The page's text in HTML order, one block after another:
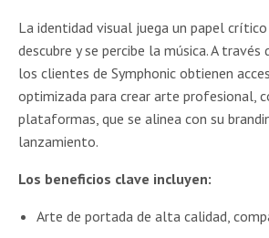
La identidad visual juega un papel
descubre y se percibe la música. A través
los clientes de Symphonic obtienen
optimizada para crear arte profesional,
plataformas, que se alinea con su
lanzamiento.
Los beneficios clave incluyen:
Arte de portada de alta calidad,